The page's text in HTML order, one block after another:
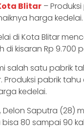
Blitar –
harga kedelai.
di Kota Blitar
di kisaran Rp 9.700
salah satu pabrik
Produksi pabrik
kedelai.
Delon Saputra (28)
80 sampai 90